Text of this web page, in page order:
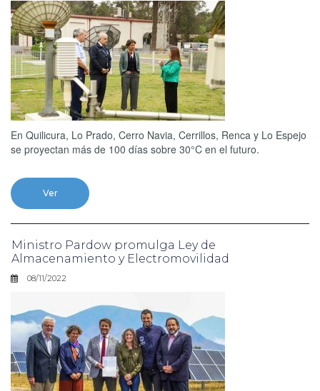
En Quilicura, Lo Prado, Cerro Navia, Cerrillos, Renca y Lo Espejo
se proyectan más de 100 días sobre 30°C en el futuro.
Ver
Ministro Pardow promulga Ley de
Almacenamiento y Electromovilidad
08/11/2022